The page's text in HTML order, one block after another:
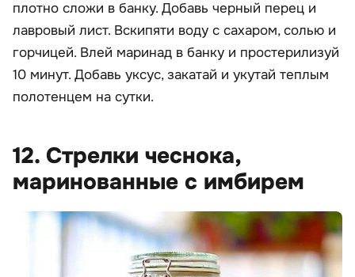
плотно сложи в банку. Добавь черный перец и
лавровый лист. Вскипяти воду с сахаром, солью и
горчицей. Влей маринад в банку и простерилизуй
10 минут. Добавь уксус, закатай и укутай теплым
полотенцем на сутки.
12. Стрелки чеснока,
маринованные с имбирем